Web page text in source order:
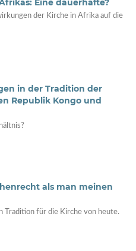
Eine dauerhafte?
der Kirche in Afrika auf die
in der Tradition der
Republik Kongo und
als man meinen
Tradition für die Kirche von heute.